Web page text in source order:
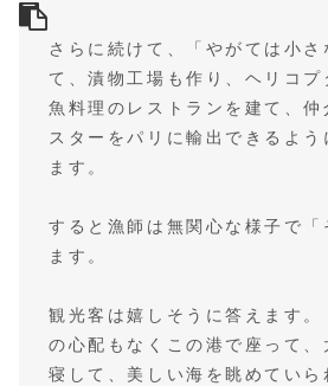
さらに続けて、「やがては小さ
て、漬物工場も作り、ヘリコプ
魚料理のレストランを建て、仲
スターをパリに輸出できるよう
ます。
すると漁師は無関心な様子で「
ます。
観光客は嬉しそうに答えます。
の心配もなくこの港で座って、
寝して、美しい海を眺めていら